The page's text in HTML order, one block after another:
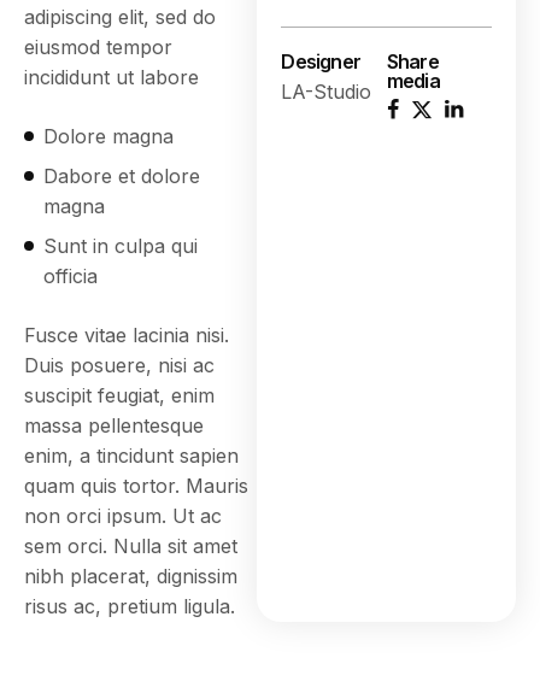
adipiscing elit, sed do
eiusmod tempor
incididunt ut labore
Dolore magna
Dabore et dolore
magna
Sunt in culpa qui
officia
Fusce vitae lacinia nisi.
Duis posuere, nisi ac
suscipit feugiat, enim
massa pellentesque
enim, a tincidunt sapien
quam quis tortor. Mauris
non orci ipsum. Ut ac
sem orci. Nulla sit amet
nibh placerat, dignissim
risus ac, pretium ligula.
Designer
LA-Studio
Share
media